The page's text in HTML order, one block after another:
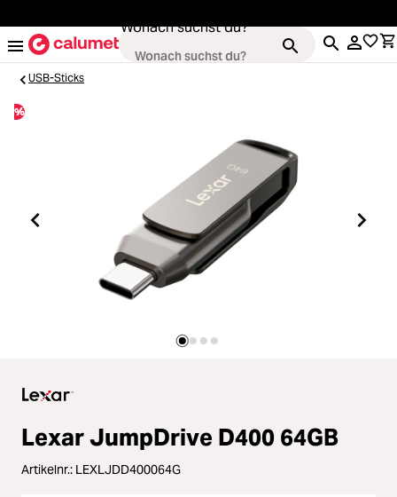
Wonach suchst du?
Loading...
Video & Drohnen
Stative & Gimbals
Zubehör
Loading...
Licht & Studio
Loading...
USB-Sticks
%
Lexar JumpDrive D400 64GB
Artikelnr.: LEXLJDD400064G